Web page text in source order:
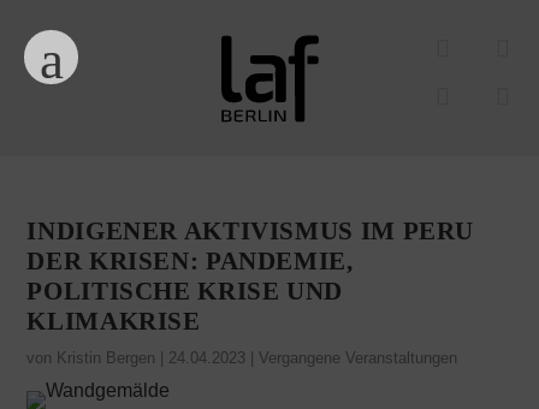
INDIGENER AKTIVISMUS IM PERU
DER KRISEN: PANDEMIE,
POLITISCHE KRISE UND
KLIMAKRISE
von Kristin Bergen 24.04.2023 |Vergangene Veranstaltungen